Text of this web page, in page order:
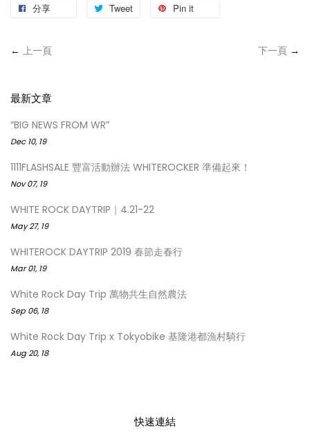
分享 Tweet Pin it
← 上一頁 下一頁 →
最新文章
“BIG NEWS FROM WR”
Dec 10, 19
1111FLASHSALE 豐富活動辦法 WHITEROCKER 準備起來！
Nov 07, 19
WHITE ROCK DAYTRIP｜4.21-22
May 27, 19
WHITEROCK DAYTRIP 2019 春節走春行
Mar 01, 19
White Rock Day Trip 萬物共生自然農法
Sep 06, 18
White Rock Day Trip x Tokyobike 基隆港都漁村騎行
Aug 20, 18
快速連結